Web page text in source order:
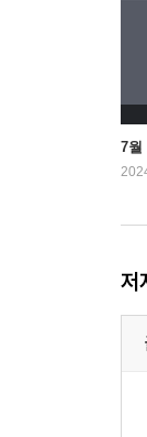
7월
저